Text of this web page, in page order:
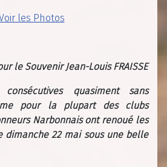
les Photos
le Souvenir Jean-Louis FRAISSE
quasiment sans
pour la plupart des clubs
Narbonnais ont renoué les
dimanche 22 mai sous une belle